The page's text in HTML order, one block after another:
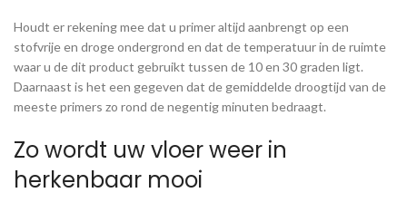
Houdt er rekening mee dat u primer altijd aanbrengt op een
stofvrije en droge ondergrond en dat de temperatuur in de ruimte
waar u de dit product gebruikt tussen de 10 en 30 graden ligt.
Daarnaast is het een gegeven dat de gemiddelde droogtijd van de
meeste primers zo rond de negentig minuten bedraagt.
Zo wordt uw vloer weer in
herkenbaar mooi